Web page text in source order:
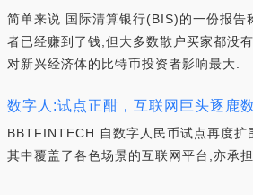
简单来说 国际清算银行(BIS)的一份报告
者已经赚到了钱,但大多数散户买家都没
对新兴经济体的比特币投资者影响最大.
数字人:试点正酣，互联网巨头逐鹿
BBTFINTECH 自数字人民币试点再度扩
其中覆盖了各色场景的互联网平台,亦承